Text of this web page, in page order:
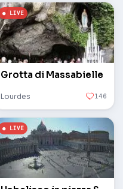
Grotta di Massabielle
Lourdes 146